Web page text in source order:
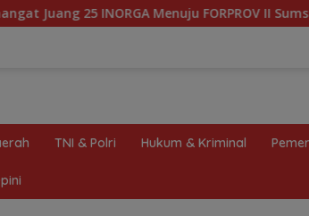
Menuju FORPROV II Sumsel 2026!
TNI & Polri Hukum & Kriminal